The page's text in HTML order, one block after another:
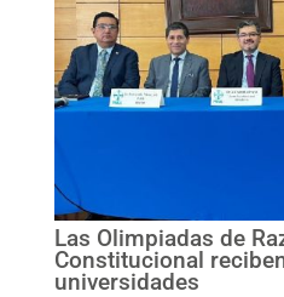
Las Olimpiadas de
Constitucional
universidades